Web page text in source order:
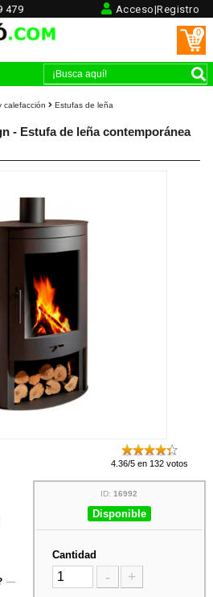
479 Acceso|Registro
0
calefacción Estufas de leña
- Estufa de leña contemporánea
4.36/5 en 132 votos
ID:16992
Disponible
Cantidad
- +